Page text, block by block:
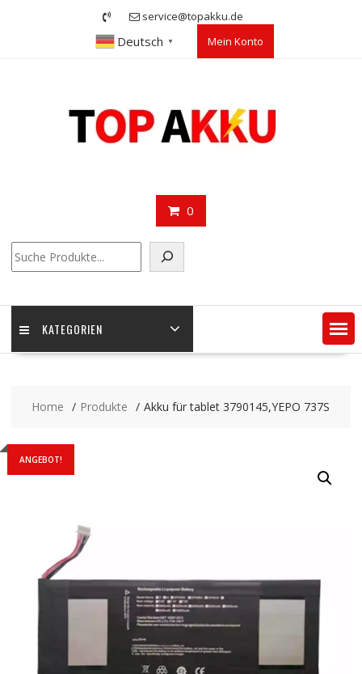
service@topakku.de
Deutsch ▼ Mein Konto
0
KATEGORIEN
Home Produkte Akku für tablet 3790145,YEPO 737S
ANGEBOT!